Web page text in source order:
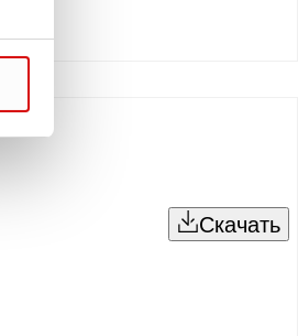
Скачать